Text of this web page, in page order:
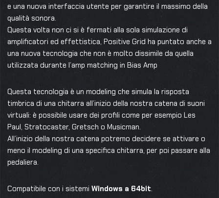
e una nuova interfaccia utente per garantire il massimo della
qualità sonora.
Questa volta non ci si è fermati alla sola simulazione di
amplificatori ed effettistica, Positive Grid ha puntato anche a
una nuova tecnologia che non è molto dissimile da quella
utilizzata durante l’amp matching in Bias Amp
Questa tecnologia è un modeling che simula la risposta
timbrica di una chitarra all’inizio della nostra catena di suoni
virtuali: è possibile usare dei profili come per esempio Les
Paul, Stratocaster, Gretsch o Musicman.
All’inizio della nostra catena potremo decidere se attivare o
meno il modeling di una specifica chitarra, per poi passare alla
pedaliera.
Compatibile con i sistemi Windows a 64bit.